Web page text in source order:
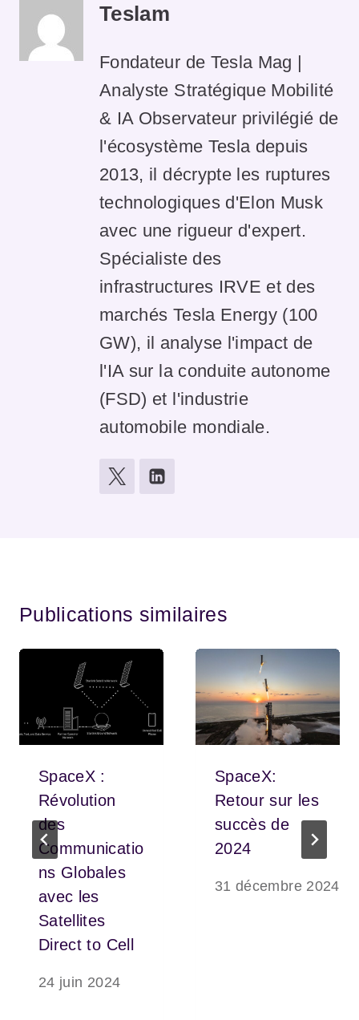
Teslam
Fondateur de Tesla Mag |
Analyste Stratégique Mobilité
& IA Observateur privilégié de
l'écosystème Tesla depuis
2013, il décrypte les ruptures
technologiques d'Elon Musk
avec une rigueur d'expert.
Spécialiste des
infrastructures IRVE et des
marchés Tesla Energy (100
GW), il analyse l'impact de
l'IA sur la conduite autonome
(FSD) et l'industrie
automobile mondiale.
Publications similaires
SpaceX :
Révolution
des
Communicatio
ns Globales
avec les
Satellites
Direct to Cell
24 juin 2024
SpaceX:
Retour sur les
succès de
2024
31 décembre 2024